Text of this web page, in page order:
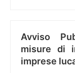
Avviso
misure di
imprese